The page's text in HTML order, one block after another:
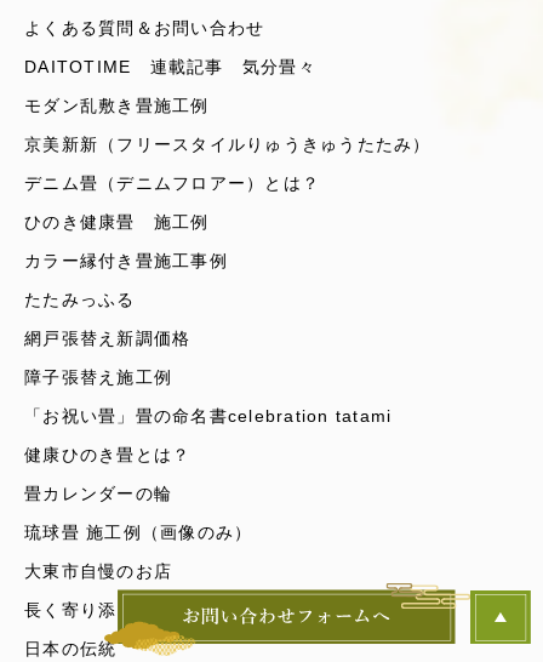
よくある質問＆お問い合わせ
DAITOTIME 連載記事 気分畳々
モダン乱敷き畳施工例
京美新新（フリースタイルりゅうきゅうたたみ）
デニム畳（デニムフロアー）とは？
ひのき健康畳 施工例
カラー縁付き畳施工事例
たたみっふる
網戸張替え新調価格
障子張替え施工例
「お祝い畳」畳の命名書celebration tatami
健康ひのき畳とは？
畳カレンダーの輪
琉球畳 施工例（画像のみ）
大東市自慢のお店
長く寄り添う畳
日本の伝統